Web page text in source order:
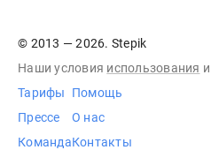
© 2013 — 2026. Stepik
Наши условия использования и
Тарифы
Прессе
Команда
Помощь
О нас
Контакты